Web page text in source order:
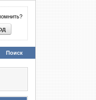
Поиск